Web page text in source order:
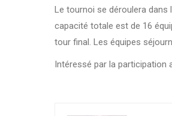
Le tournoi se déroulera dans
capacité totale est de 16
tour final. Les équipes
Intéressé par la participation